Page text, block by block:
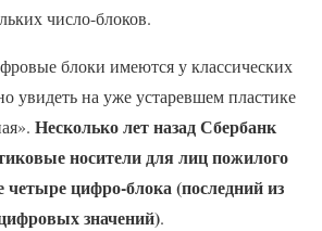
число-блоков.
блоки имеются у классических
увидеть на уже устаревшем пластике
Несколько лет назад Сбербанк
носители для лиц пожилого
цифро-блока (последний из
значений).